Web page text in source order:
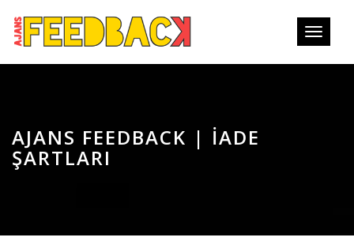
MOBİL
AJANS FEEDBACK | İADE
ŞARTLARI